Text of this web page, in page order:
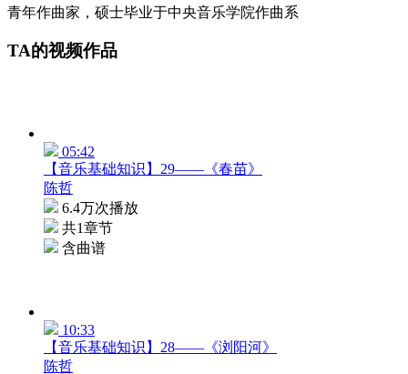
青年作曲家，硕士毕业于中央音乐学院作曲系
TA的视频作品
05:42
【音乐基础知识】29——《春苗》
陈哲
6.4万次播放
共1章节
含曲谱
10:33
【音乐基础知识】28——《浏阳河》
陈哲